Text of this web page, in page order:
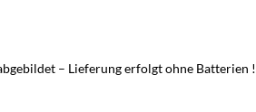
– Lieferung erfolgt ohne Batterien !